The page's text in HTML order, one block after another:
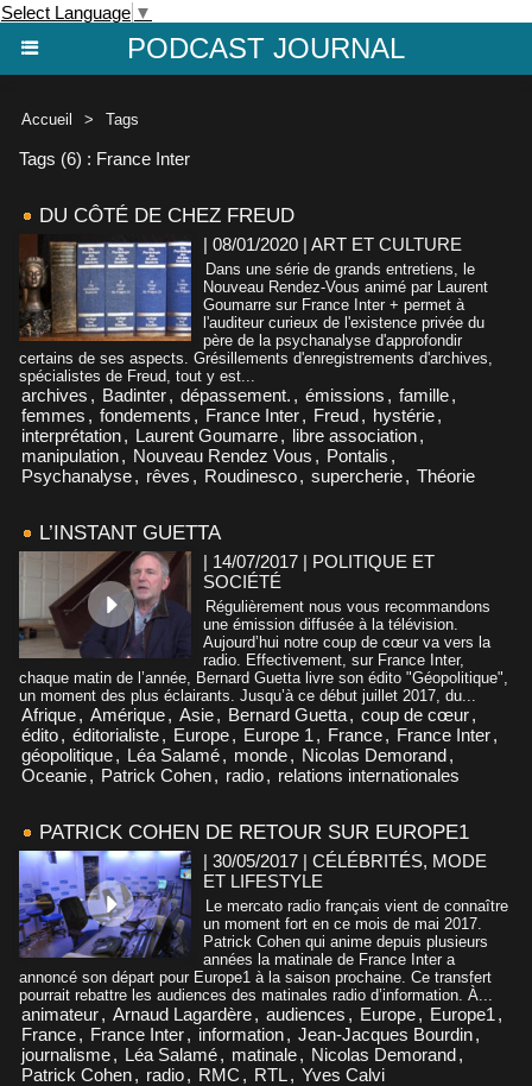
Select Language ▼
PODCAST JOURNAL
Accueil > Tags
Tags (6) : France Inter
DU CÔTÉ DE CHEZ FREUD
| 08/01/2020 | ART ET CULTURE
Dans une série de grands entretiens, le
Nouveau Rendez-Vous animé par Laurent
Goumarre sur France Inter + permet à
l'auditeur curieux de l'existence privée du
père de la psychanalyse d'approfondir
certains de ses aspects. Grésillements d'enregistrements d'archives,
spécialistes de Freud, tout y est...
archives , Badinter, dépassement. , émissions , famille,
femmes , fondements , France Inter, Freud, hystérie,
interprétation, Laurent Goumarre, libre association,
manipulation, Nouveau Rendez Vous , Pontalis ,
Psychanalyse, rêves , Roudinesco, supercherie, Théorie
L’INSTANT GUETTA
| 14/07/2017 | POLITIQUE ET
SOCIÉTÉ
Régulièrement nous vous recommandons
une émission diffusée à la télévision.
Aujourd’hui notre coup de cœur va vers la
radio. Effectivement, sur France Inter,
chaque matin de l’année, Bernard Guetta livre son édito "Géopolitique",
un moment des plus éclairants. Jusqu’à ce début juillet 2017, du...
Afrique, Amérique, Asie, Bernard Guetta, coup de cœur,
édito, éditorialiste, Europe, Europe 1 , France, France Inter,
géopolitique, Léa Salamé, monde, Nicolas Demorand,
Oceanie, Patrick Cohen, radio, relations internationales
PATRICK COHEN DE RETOUR SUR EUROPE1
| 30/05/2017 | CÉLÉBRITÉS, MODE
ET LIFESTYLE
Le mercato radio français vient de connaître
un moment fort en ce mois de mai 2017.
Patrick Cohen qui anime depuis plusieurs
années la matinale de France Inter a
annoncé son départ pour Europe1 à la saison prochaine. Ce transfert
pourrait rebattre les audiences des matinales radio d’information. À...
animateur, Arnaud Lagardère, audiences , Europe, Europe1 ,
France, France Inter, information, Jean-Jacques Bourdin,
journalisme, Léa Salamé, matinale, Nicolas Demorand,
Patrick Cohen, radio, RMC , RTL, Yves Calvi